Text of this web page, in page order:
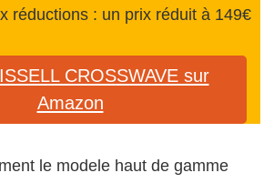
réductions : un prix réduit à 149€
CROSSWAVE sur
Amazon
le modele haut de gamme